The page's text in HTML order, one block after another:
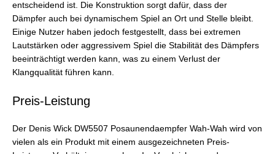
entscheidend ist. Die Konstruktion sorgt dafür, dass der
Dämpfer auch bei dynamischem Spiel an Ort und Stelle bleibt.
Einige Nutzer haben jedoch festgestellt, dass bei extremen
Lautstärken oder aggressivem Spiel die Stabilität des Dämpfers
beeinträchtigt werden kann, was zu einem Verlust der
Klangqualität führen kann.
Preis-Leistung
Der Denis Wick DW5507 Posaunendaempfer Wah-Wah wird von
vielen als ein Produkt mit einem ausgezeichneten Preis-